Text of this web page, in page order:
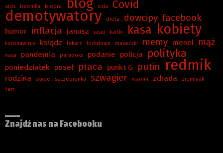
aids beemka biedra blog cola Covid
demotywatory dieta dowcipy facebook
humor inflacja janusz jasiu kartki kasa kobiety
koronawirus ksiądz lekarz lockdown maseczki memy menel mąż
nasa pandemia paradoks podanie policja polityka
poniedziałek poseł praca punkt G putin redmik
rodzina skype szczepionka szwagier xiaomi zdrada
ziemniak
żart
Znajdź nas na Facebooku